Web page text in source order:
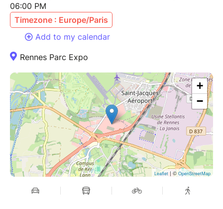
06:00 PM
Timezone : Europe/Paris
Add to my calendar
Rennes Parc Expo
+
−
Leaflet | © OpenStreetMap